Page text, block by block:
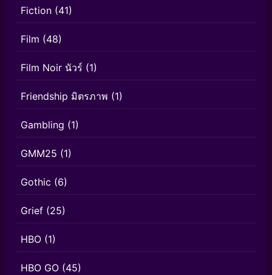
Fiction (41)
Film (48)
Film Noir นัวร์ (1)
Friendship มิตรภาพ (1)
Gambling (1)
GMM25 (1)
Gothic (6)
Grief (25)
HBO (1)
HBO GO (45)